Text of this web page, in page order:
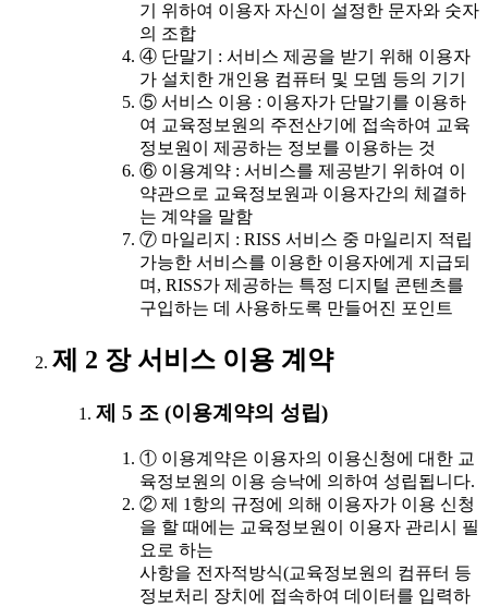
기 위하여 이용자 자신이 설정한 문자와 숫자
의 조합
④ 단말기 : 서비스 제공을 받기 위해 이용자
가 설치한 개인용 컴퓨터 및 모뎀 등의 기기
⑤ 서비스 이용 : 이용자가 단말기를 이용하
여 교육정보원의 주전산기에 접속하여 교육
정보원이 제공하는 정보를 이용하는 것
⑥ 이용계약 : 서비스를 제공받기 위하여 이
약관으로 교육정보원과 이용자간의 체결하
는 계약을 말함
⑦ 마일리지 : RISS 서비스 중 마일리지 적립
가능한 서비스를 이용한 이용자에게 지급되
며, RISS가 제공하는 특정 디지털 콘텐츠를
구입하는 데 사용하도록 만들어진 포인트
제 2 장 서비스 이용 계약
제 5 조 (이용계약의 성립)
① 이용계약은 이용자의 이용신청에 대한 교
육정보원의 이용 승낙에 의하여 성립됩니다.
② 제 1항의 규정에 의해 이용자가 이용 신청
을 할 때에는 교육정보원이 이용자 관리시 필
요로 하는
사항을 전자적방식(교육정보원의 컴퓨터 등
정보처리 장치에 접속하여 데이터를 입력하